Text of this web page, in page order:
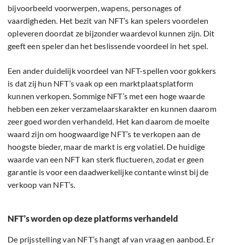
bijvoorbeeld voorwerpen, wapens, personages of
vaardigheden. Het bezit van NFT’s kan spelers voordelen
opleveren doordat ze bijzonder waardevol kunnen zijn. Dit
geeft een speler dan het beslissende voordeel in het spel.
Een ander duidelijk voordeel van NFT-spellen voor gokkers
is dat zij hun NFT’s vaak op een marktplaatsplatform
kunnen verkopen. Sommige NFT’s met een hoge waarde
hebben een zeker verzamelaarskarakter en kunnen daarom
zeer goed worden verhandeld. Het kan daarom de moeite
waard zijn om hoogwaardige NFT’s te verkopen aan de
hoogste bieder, maar de markt is erg volatiel. De huidige
waarde van een NFT kan sterk fluctueren, zodat er geen
garantie is voor een daadwerkelijke contante winst bij de
verkoop van NFT’s.
NFT’s worden op deze platforms verhandeld
De prijsstelling van NFT’s hangt af van vraag en aanbod. Er